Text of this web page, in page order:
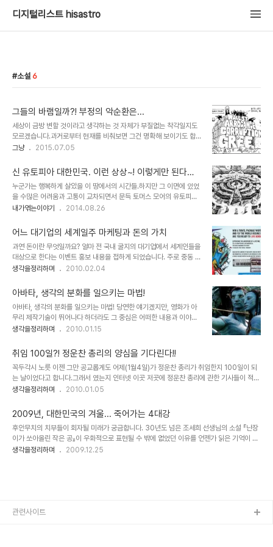
디지털리스트 hisastro
소설 6
그들의 바램일까?! 부정의 악순환은...
세상이 금방 변할 것이라고 생각하는 것 자체가 부질없는 착각일지도
모르겠습니다.과거로부터 현재를 비춰보면 그건 명확해 보이기도 합
니다. 최근 회자되는 영화 "Back to the future"가 그렇고, 미야쟈
니다. 소설로는 작가 조세희 선생님의 "난장이가 쏘아올린 작은 공"도
그렇다고 볼 수 있죠. 제시하는 관점은 다르지만... 무슨 말이냐구요?
빠른 분이라면 눈치 채셨을 텐데... ㅎ영화 "Back to the future"가
최근 회자되었던 이유는 영화에서 배경이 되는 미래 시점이 바로
2015년이란 사실 때문이었습니다. 이 보다 시점이 과거가 되었지만
ultradownl..
그냥 2015.07.05
신 유토피아 대한민국. 이런 상상~! 이렇게만 된다
면...
누군가는 행복하게 살았을 이 땅에서의 시간들.하지만 그 이면에 있었
을 수많은 어려움과 고통이 교차되면서 문득 토머스 모어의 유토피아
가 생각났습니다. 답답한 현실을 타개할 방법은 당장 없지만, 상상은
젠가 이런 얘길 들은 적이 있습니다.선진국 어디선가는 더이상 할 것이
없어 해보는 것이 자살이라고... 지금 생각하면 가당치 않은 얘기지만
이런 류의 이야기는 한둘이 아닙니다. 선진국에 가면 물건을 잃어버려
도 그 장소에 가보면 그대로 있다라던가... 선진국은 깨끗하고 질서도
잘 지키고... 선진국은... 선진국에 가보면... 모두가 경험해 보지 못한
않을 수도 있는 ..
내가엮는이야기 2014.08.26
어느 대기업의 세계일주 마케팅과 돈의 가치
과연 돈이란 무엇일까요? 얼마 전 국내 굴지의 대기업에서 세계인들을
대상으로 한다는 이벤트 홍보 내용을 접하게 되었습니다. 주로 중동 쪽
에 촛점이 맞춰진 듯 보였지만... 이벤트의 골자는, "80일간 세계 여행
UCC 동영상을 제작하여 해당 이벤트 웹사이트에 등록을 하면, 참여
한 사람 중 6명을 선발해서 우리 돈으로 약 1억 원의 여행경비와 80
일간 탑승 횟수에 관계없이 어디서든 자유롭게 비행기를 탈 수 있는...
그것도 비즈니스석의 항공권을 지원한다는 겁니다. ▲ 세계일주 이벤
트 홍보 이미지 이벤트의 내용은 쥘 베른의 소설 80일간의 세계일주
아니 뭐랄까... 단순히 ..
생각을정리하며 2010.02.04
아바타, 생각의 분화를 일으키는 마법!
아바타, 생각의 분화를 일으키는 마법! 당연한 얘기겠지만, 영화가 아
무리 제작기술이 뛰어나다 하더라도 그 중심은 어떠한 내용과 이야기
를 담고 있느냐가 무엇보다도 중요한 요소일 겁니다. 몇해 전 수백억의
며, 나라가 온통 시끄러웠던 심형래 감독의 영화 "디워"의 기억은 좋은
예가 되리라 생각합니다. 물론 이상한 논리들로 찬반이 엇갈리며 지저
분하게 얼룩졌던 그때의 기억이 좋지는 않지만... 이야기 또는 내용과
전달하고자 하는 메시지 등은 영화의 기본 골격이라고 할 수 있습니다.
때문에 아무리 영화가 멋진 기술과 영상으로 채워져 있다고 하더라도
되어 관객으로부터 혹평을 받게 되고..
생각을정리하며 2010.01.15
취임 100일?! 정운찬 총리의 양심을 기다린다!!
꼭두각시 노릇 이젠 그만 공교롭게도 어제(1월4일)가 정운찬 총리가 취임한지 100일이 되
는 날이었다고 합니다.그래서 였는지 인터넷 이곳 저곳에 정운찬 총리에 관한 기사들이 적지
않았던 것이었나 봅니다.그리고 그 "100"이라는 숫자와 연계한 세종시 문제는 이제 정운찬
의 모습을 보면, 헤세의 소설에서 데미안의 어린시절 어리석었던 일면을 보는 듯 하기도 하
고, 수많은 과거 속에서 배반을 한 자가 새로운 반대의 세상에서 보다 인정 받기 위해 그러지
않아도 될 모습까지 하며 오버하는 것 같기도 합니다.마치 자신이 엄청난 힘을 지니게 될 것
이나 아니면, 그러고자 하는 의지가 있기 때문에 그런 것인지 약간은 안쓰러워 보입니다...
생각을정리하며 2010.01.05
2009년, 대한민국의 겨울... 죽어가는 4대강
후안무치의 치부들이 회자될 미래가 궁금합니다. 30년도 넘은 조세희 선생님의 소설 『난장
이가 쏘아올린 작은 공』이 우화적으로 표현될 수 밖에 없었던 이유를 언젠가 읽은 기억이 있
습니다. 그건... 세상이 흉흉해지고 왜곡된 힘이 창궐하게 되면 힘 없는 미물과 같은 민초들은
생각을정리하며 2009.12.25
관련사이트